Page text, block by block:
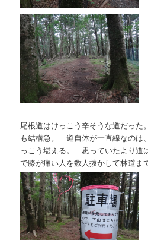
尾根道はけっこう辛そうな道だっ
も結構急。 道自体が一直線なのは
っこう堪える。 思っていたより道
で膝が痛い人を数人抜かして林道ま